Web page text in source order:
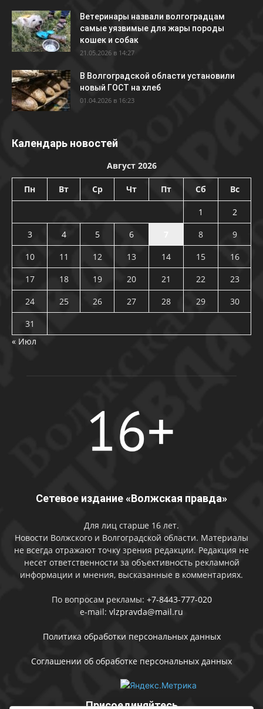
Ветеринары назвали волгоградцам
самые уязвимые для жары породы
кошек и собак
21.05.2026 в 14:27
В Волгоградской области установили
новый ГОСТ на хлеб
01.04.2026 в 16:23
Календарь новостей
Август 2026
Пн Вт Ср Чт Пт Сб Вс
1
2
3
4 5 6 8
9
10
11 12 13 14 15
16
17
18 19 20 21 22
23
24
25 26 27 28 29
30
31
« Июл
Сетевое издание «Волжская правда»
Для лиц старше 16 лет.
Новости Волжского и Волгоградской области. Материалы
не всегда отражают точку зрения редакции. Редакция не
несет ответственности за объективность рекламной
информации и мнения, высказанные в комментариях.
По вопросам рекламы: +7-8443-777-020
e-mail: vlzpravda@mail.ru
Политика обработки персональных данных
Соглашении об обработке персональных данных
Присоединяйтесь